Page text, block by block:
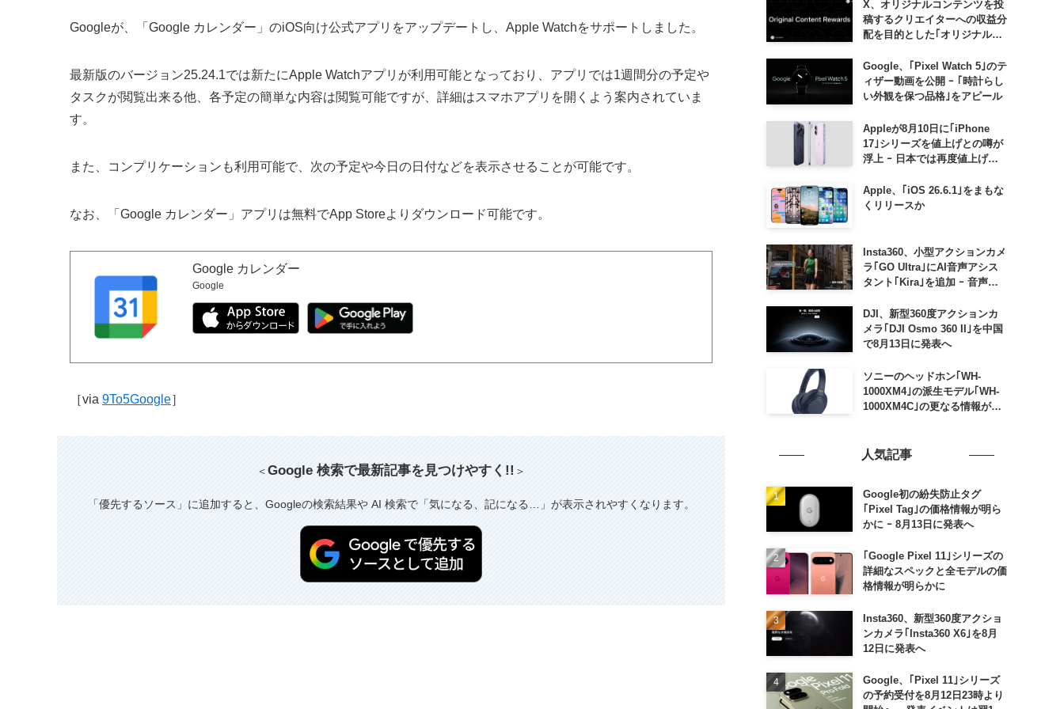
Googleが、「Google カレンダー」のiOS向け公式アプリをアップデートし、Apple Watchをサポートしました。
最新版のバージョン25.24.1では新たにApple Watchアプリが利用可能となっており、アプリでは1週間分の予定や
タスクが閲覧出来る他、各予定の簡単な内容は閲覧可能ですが、詳細はスマホアプリを開くよう案内されていま
す。
また、コンプリケーションも利用可能で、次の予定や今日の日付などを表示させることが可能です。
なお、「Google カレンダー」アプリは無料でApp Storeよりダウンロード可能です。
Google カレンダー
Google
［via 9To5Google］
＜Google 検索で最新記事を見つけやすく!! ＞
「優先するソース」に追加すると、Googleの検索結果や AI 検索で「気になる、記になる…」が表示されやすくなります。
X、オリジナルコンテンツを投
稿するクリエイターへの収益分
配を目的とした｢オリジナルコ
入へ ｰ 従来の｢収益分配｣は廃
止
Google、｢Pixel Watch 5｣のテ
ィザー動画を公開 ｰ ｢時計らし
い外観を保つ品格｣をアピール
Appleが8月10日に｢iPhone
17｣シリーズを値上げとの噂が
浮上 ｰ 日本では再度値上げの
Apple、｢iOS 26.6.1｣をまもな
くリリースか
Insta360、小型アクションカメ
ラ｢GO Ultra｣にAI音声アシス
タント｢Kira｣を追加 ｰ 音声で
などが利用可能に
DJI、新型360度アクションカ
メラ｢DJI Osmo 360 II｣を中国
で8月13日に発表へ
ソニーのヘッドホン｢WH-
1000XM4｣の派生モデル｢WH-
1000XM4C｣の更なる情報が明
人気記事
Google初の紛失防止タグ
｢Pixel Tag｣の価格情報が明ら
かに ｰ 8月13日に発表へ
｢Google Pixel 11｣シリーズの
詳細なスペックと全モデルの価
格情報が明らかに
Insta360、新型360度アクショ
ンカメラ｢Insta360 X6｣を8月
12日に発表へ
Google、｢Pixel 11｣シリーズ
の予約受付を8月12日23時より